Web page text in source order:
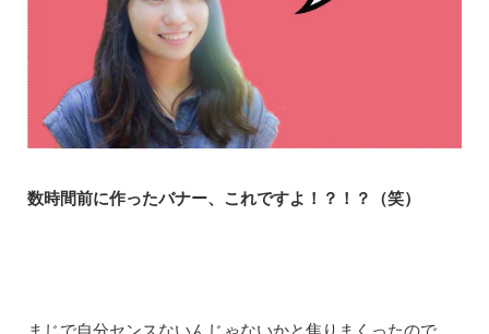
数時間前に作ったバナー、これですよ！？！？（笑）
まじで自分センスないんじゃないかと焦りまくったので、